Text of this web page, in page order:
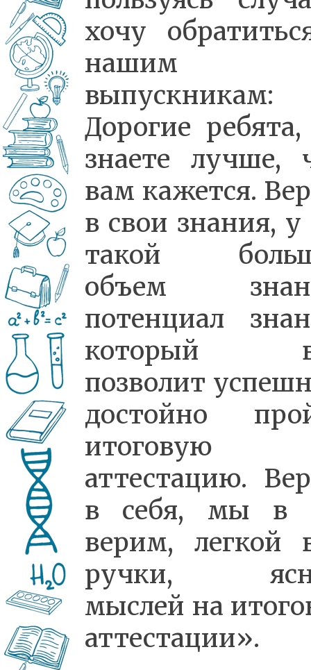
хочу
нашим
выпускникам:
Дорогие
знаете лучше,
вам кажется.
в свои знания, у
такой
объем
потенциал
который
позволит
достойно
итоговую
аттестацию.
в себя, мы в
верим, легкой
ручки,
мыслей на
аттестации».